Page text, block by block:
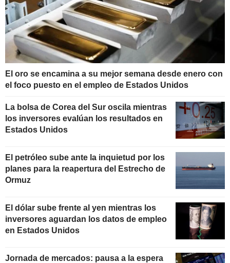
El oro se encamina a su mejor semana desde enero con
el foco puesto en el empleo de Estados Unidos
La bolsa de Corea del Sur oscila mientras
los inversores evalúan los resultados en
Estados Unidos
El petróleo sube ante la inquietud por los
planes para la reapertura del Estrecho de
Ormuz
El dólar sube frente al yen mientras los
inversores aguardan los datos de empleo
en Estados Unidos
Jornada de mercados: pausa a la espera